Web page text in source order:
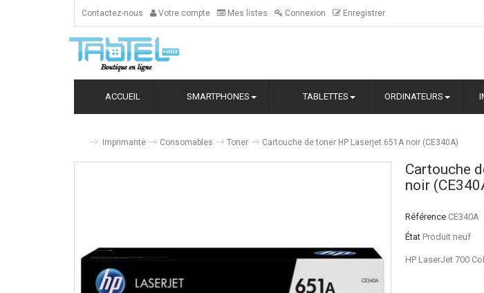
Contactez-nous Votre compte Mes listes Connexion Enregistrer
ACCUEIL SMARTPHONES TABLETTES ORDINATEURS
Imprimante Consomables Toner Cartouche de toner HP Laserjet 651A noir (CE340A)
Cartouche
noir
Référence CE340A
État Produit neuf
HP LaserJet 700